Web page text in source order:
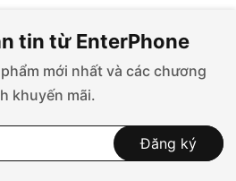
100%. Số lần sạc 0.
– Điện áp sạc max 4.3V.
từ ios 11.3 trở lên (trừ pin Xr
cháy nổ.
lượng cao
tin từ EnterPhone
mới nhất và các chương
khuyến mãi.
Đăng ký